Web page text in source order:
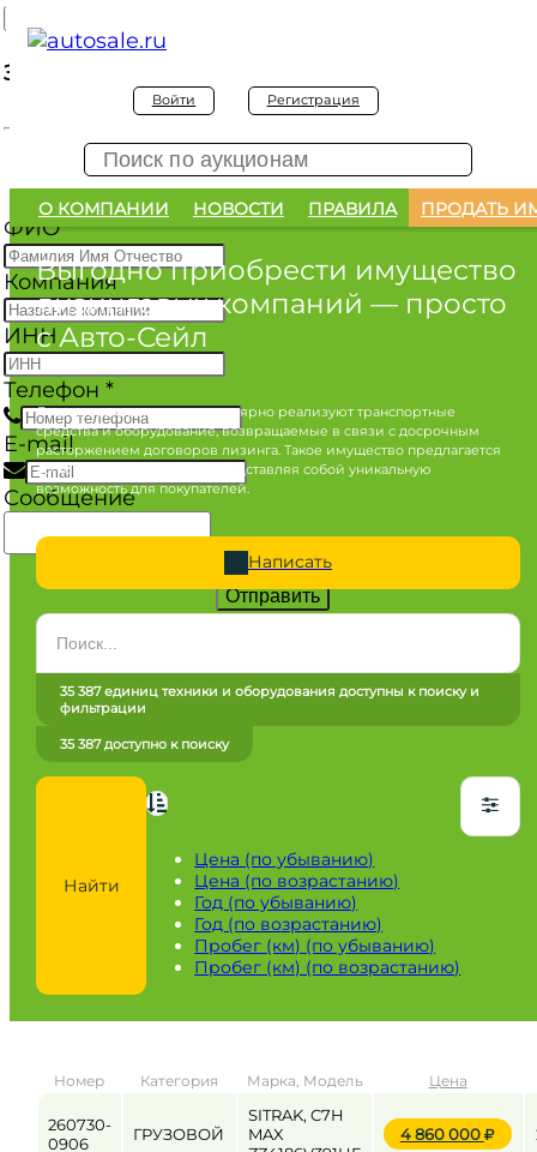
Войти Регистрация
О КОМПАНИИ НОВОСТИ ПРАВИЛА ПРОДАТЬ
Выгодно приобрести имущество
лизинговых компаний — просто
с Авто-Сейл
Лизинговые компании регулярно реализуют транспортные
средства и оборудование, возвращаемые в связи с досрочным
расторжением договоров лизинга. Такое имущество предлагается
по конкурентным ценам, представляя собой уникальную
возможность для покупателей.
Написать
Марка
Все марки
Город / регион
от до
Пробег / Наработка
Найти
Цена (по убыванию)
Цена (по возрастанию)
Год (по убыванию)
Год (по возрастанию)
Пробег (км) (по убыванию)
Пробег (км) (по возрастанию)
35 387 единиц техники и оборудования доступны к поиску и
фильтрации
35 387 доступно к поиску
Номер Категория Марка, Модель Цена
260730-
0906
ГРУЗОВОЙ
SITRAK, C7H
MAX
4 860 000
Заявка на покупку
Заявка на покупку изъятого а/м
ФИО*
Компания
ИНН
Телефон *
E-mail
Сообщение
Отправить